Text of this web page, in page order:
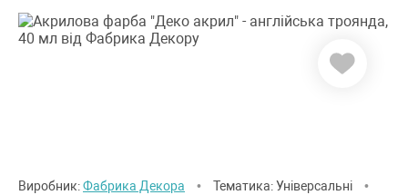
Виробник:Фабрика Декора • Тематика: Універсальні
•